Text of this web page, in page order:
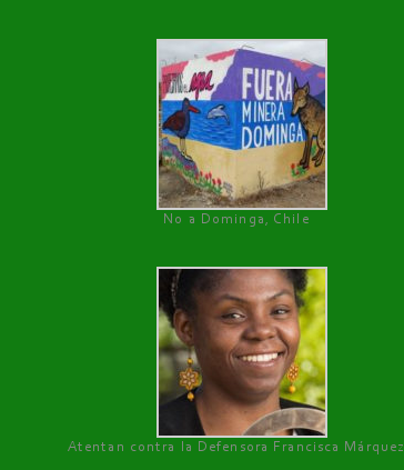
No a Dominga, Chile
Atentan contra la Defensora Francisca Márquez